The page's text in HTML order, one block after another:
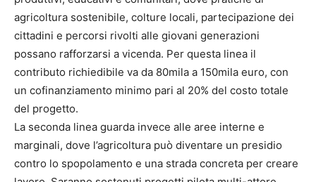
agricoltura sostenibile, colture locali, partecipazione dei
cittadini e percorsi rivolti alle giovani generazioni
possano rafforzarsi a vicenda. Per questa linea il
contributo richiedibile va da 80mila a 150mila euro, con
un cofinanziamento minimo pari al 20% del costo totale
del progetto.
La seconda linea guarda invece alle aree interne e
marginali, dove l’agricoltura può diventare un presidio
contro lo spopolamento e una strada concreta per creare